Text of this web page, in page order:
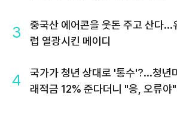
3
중국산 에어콘을 웃돈 주고 산다...
럽 열광시킨 메이디
4
국가가 청년 상대로 '통수'?...청년
래적금 12% 준다더니 "응, 오류야"